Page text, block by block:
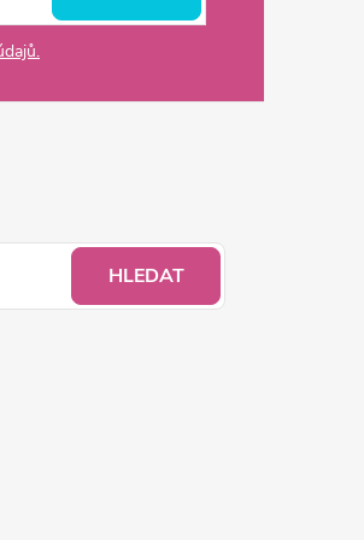
HLEDAT